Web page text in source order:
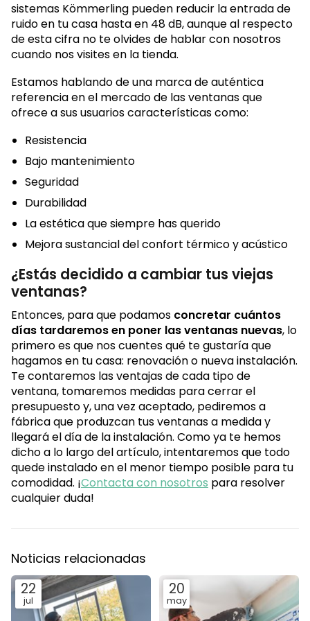
sistemas Kömmerling pueden reducir la entrada de
ruido en tu casa hasta en 48 dB, aunque al respecto
de esta cifra no te olvides de hablar con nosotros
cuando nos visites en la tienda.
Estamos hablando de una marca de auténtica
referencia en el mercado de las ventanas que
ofrece a sus usuarios características como:
Resistencia
Bajo mantenimiento
Seguridad
Durabilidad
La estética que siempre has querido
Mejora sustancial del confort térmico y acústico
¿Estás decidido a cambiar tus viejas
ventanas?
Entonces, para que podamos concretar cuántos
días tardaremos en poner las ventanas nuevas, lo
primero es que nos cuentes qué te gustaría que
hagamos en tu casa: renovación o nueva instalación.
Te contaremos las ventajas de cada tipo de
ventana, tomaremos medidas para cerrar el
presupuesto y, una vez aceptado, pediremos a
fábrica que produzcan tus ventanas a medida y
llegará el día de la instalación. Como ya te hemos
dicho a lo largo del artículo, intentaremos que todo
quede instalado en el menor tiempo posible para tu
comodidad. ¡Contacta con nosotros para resolver
cualquier duda!
Noticias relacionadas
22
jul
20
may